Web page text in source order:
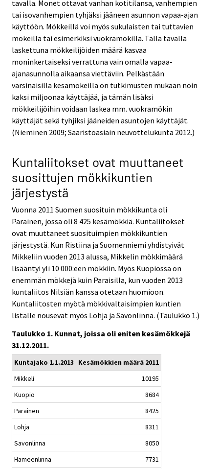
tavalla. Monet ottavat vanhan kotitilansa, vanhempien
tai isovanhempien tyhjäksi jääneen asunnon vapaa-ajan
käyttöön. Mökkeillä voi myös sukulaisten tai tuttavien
mökeillä tai esimerkiksi vuokramökillä. Tällä tavalla
laskettuna mökkeilijöiden määrä kasvaa
moninkertaiseksi verrattuna vain omalla vapaa-
ajanasunnolla aikaansa viettäviin. Pelkästään
varsinaisilla kesämökeillä on tutkimusten mukaan noin
kaksi miljoonaa käyttäjää, ja tämän lisäksi
mökkeilijöihin voidaan laskea mm. vuokramökin
käyttäjät sekä tyhjiksi jääneiden asuntojen käyttäjät.
(Nieminen 2009; Saaristoasiain neuvottelukunta 2012.)
Kuntaliitokset ovat muuttaneet
suosittujen mökkikuntien
järjestystä
Vuonna 2011 Suomen suosituin mökkikunta oli
Parainen, jossa oli 8 425 kesämökkiä. Kuntaliitokset
ovat muuttaneet suosituimpien mökkikuntien
järjestystä. Kun Ristiina ja Suomenniemi yhdistyivät
Mikkeliin vuoden 2013 alussa, Mikkelin mökkimäärä
lisääntyi yli 10 000:een mökkiin. Myös Kuopiossa on
enemmän mökkejä kuin Paraisilla, kun vuoden 2013
kuntaliitos Nilsiän kanssa otetaan huomioon.
Kuntaliitosten myötä mökkivaltaisimpien kuntien
listalle nousevat myös Lohja ja Savonlinna. (Taulukko 1.)
Taulukko 1. Kunnat, joissa oli eniten kesämökkejä
31.12.2011.
Kuntajako 1.1.2013
Kesämökkien määrä 2011
Mikkeli
10195
Kuopio
8684
Parainen
8425
Lohja
8311
Savonlinna
8050
Hämeenlinna
7731